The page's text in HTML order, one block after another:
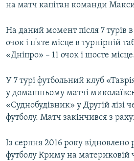
на матч капітан команди
На даний момент після 7 турів в
очок і п'яте місце в турнірній
«Дніпро» – 11 очок і шосте
У 7 турі футбольний клуб
у домашньому матчі
«Суднобудівник» у Другій лізі
футболу. Матч закінчився з
Із серпня 2016 року відновлено
футболу Криму на материковій